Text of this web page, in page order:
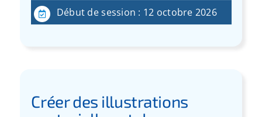
Début de session : 12 octobre 2026
Créer des illustrations